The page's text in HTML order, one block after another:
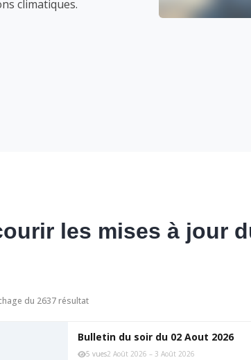
climatiques.
les mises à jour
du 2637 résultat
Bulletin du soir du 02 Aout 2026
5 vues2 Août 2026 – 3 Août 2026